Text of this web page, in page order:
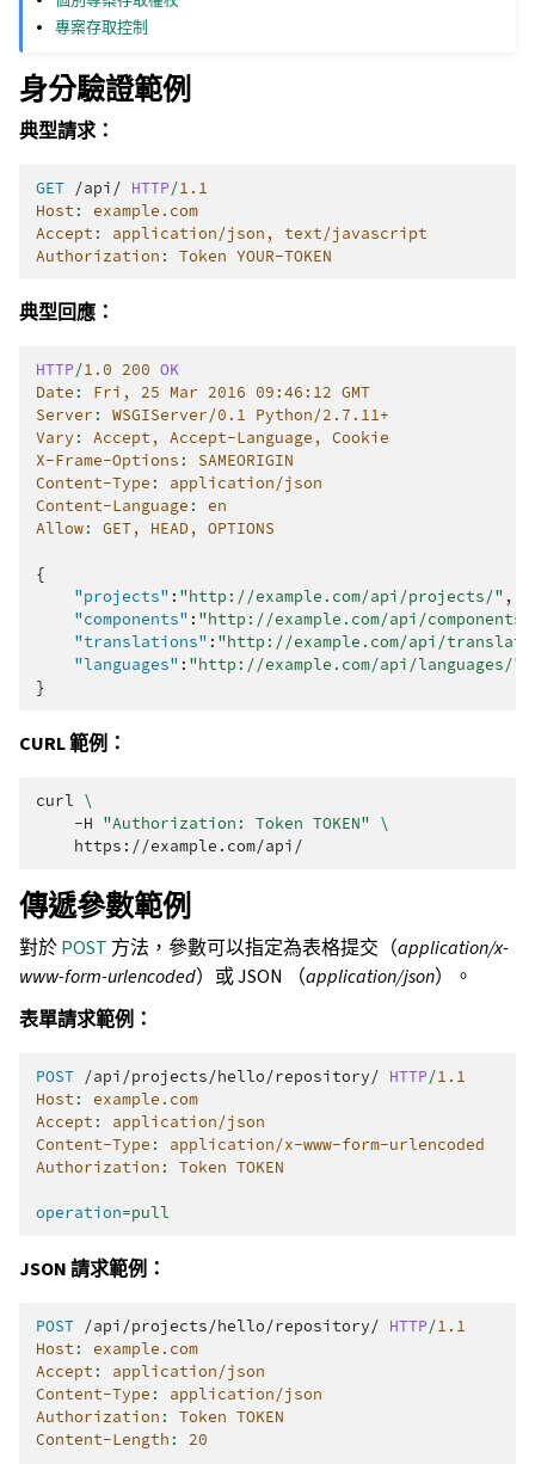
專案存取控制
身分驗證範例
典型請求：
GET /api/ HTTP/1.1
Host :
example.com
Accept :
application/json, text/javascript
Authorization : Token YOUR-TOKEN
典型回應：
HTTP/1.0 200 OK
Date :
Fri, 25 Mar 2016 09:46:12 GMT
Server :
WSGIServer/0.1 Python/2.7.11+
Vary :
Accept, Accept-Language, Cookie
X-Frame-Options :
SAMEORIGIN
Content-Type :
application/json
Content-Language :
en
Allow: GET, HEAD, OPTIONS
{
"projects" : "http://example.com/api/projects/" ,
"components" : "http://example.com/api/
"translations" : "http://example.com/api/
"languages" : "http://example.com/api/languages/"
}
CURL 範例：
curl \
-H "Authorization: Token TOKEN" \
傳遞參數範例
對於POST 方法，參數可以指定為表格提交（application/x-
www-form-urlencoded）或 JSON （application/json）。
表單請求範例：
POST /api/projects/hello/repository/ HTTP/1.1
Host :
example.com
Accept :
application/json
Content-Type :
application/x-www-form-urlencoded
Authorization : Token TOKEN
operation=pull
JSON 請求範例：
POST /api/projects/hello/repository/ HTTP/1.1
Host :
example.com
Accept :
application/json
Content-Type :
application/json
Authorization :
Token TOKEN
Content-Length : 20